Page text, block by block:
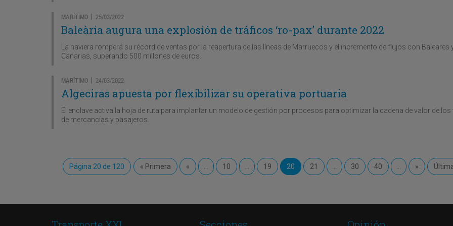
MARÍTIMO 25/03/2022
Baleària augura una explosión de tráficos ‘ro-pax’ durante 2022
La naviera romperá su récord de ventas por la reapertura de las líneas de Marruecos y el incremento de flujos con Baleares
Canarias, superando 500 millones de euros.
MARÍTIMO 24/03/2022
Algeciras apuesta por flexibilizar su operativa portuaria
El enclave activa la hoja de ruta para implantar un modelo de gestión por procesos para optimizar la cadena de valor de
de mercancías y pasajeros.
Página 20 de 120 « Primera « 10 19 20 21 30 40 »